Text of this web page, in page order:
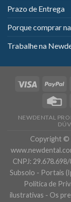
Prazo de Entrega
Porque comprar
Trabalhe na
NEWDENTAL
Copyright ©
CNPJ:
Subsolo - Portais
Política de
ilustrativas - Os